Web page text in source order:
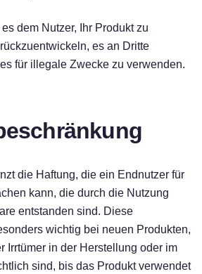
dem Nutzer, Ihr Produkt zu
es an Dritte
für illegale Zwecke zu verwenden.
die Haftung, die ein Endnutzer für
kann, die durch die Nutzung
entstanden sind. Diese
wichtig bei neuen Produkten,
Irrtümer in der Herstellung oder im
sind, bis das Produkt verwendet